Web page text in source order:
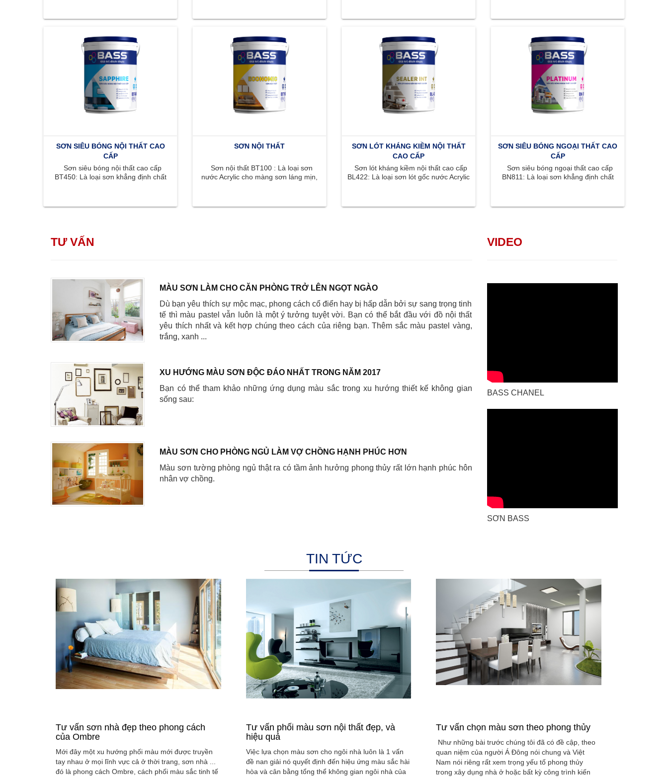
SƠN SIÊU BÓNG NỘI THẤT CAO
CẤP
Sơn siêu bóng nội thất cao cấp
BT450: Là loại sơn khẳng định chất
SƠN NỘI THẤT
Sơn nội thất BT100 : Là loại sơn
nước Acrylic cho màng sơn láng mịn,
SƠN LÓT KHÁNG KIỀM NỘI THẤT
CAO CẤP
Sơn lót kháng kiềm nội thất cao cấp
BL422: Là loại sơn lót gốc nước Acrylic
SƠN SIÊU BÓNG NGOẠI THẤT CAO
CẤP
Sơn siêu bóng ngoại thất cao cấp
BN811: Là loại sơn khẳng định chất
TƯ VẤN
MÀU SƠN LÀM CHO CĂN PHÒNG TRỞ LÊN NGỌT NGÀO
Dù bạn yêu thích sự mộc mạc, phong cách cổ điển hay bị hấp dẫn bởi sự sang trọng tinh
tế thì màu pastel vẫn luôn là một ý tưởng tuyệt vời. Bạn có thể bắt đầu với đồ nội thất
yêu thích nhất và kết hợp chúng theo cách của riêng bạn. Thêm sắc màu pastel vàng,
trắng, xanh ...
XU HƯỚNG MÀU SƠN ĐỘC ĐÁO NHẤT TRONG NĂM 2017
Bạn có thể tham khảo những ứng dụng màu sắc trong xu hướng thiết kế không gian
sống sau:
MÀU SƠN CHO PHÒNG NGỦ LÀM VỢ CHỒNG HẠNH PHÚC HƠN
Màu sơn tường phòng ngủ thật ra có tầm ảnh hưởng phong thủy rất lớn hạnh phúc hôn
nhân vợ chồng.
VIDEO
BASS CHANEL
SƠN BASS
TIN TỨC
Tư vấn sơn nhà đẹp theo phong cách
của Ombre
Mới đây một xu hướng phối màu mới được truyền
tay nhau ở mọi lĩnh vực cả ở thời trang, sơn nhà ...
đó là phong cách Ombre, cách phối màu sắc tinh tế
Tư vấn phối màu sơn nội thất đẹp, và
hiệu quả
Việc lựa chọn màu sơn cho ngôi nhà luôn là 1 vấn
đề nan giải nó quyết định đến hiệu ứng màu sắc hài
hòa và cân bằng tổng thể không gian ngôi nhà của
Tư vấn chọn màu sơn theo phong thủy
Như những bài trước chúng tôi đã có đề cập, theo
quan niệm của người Á Đông nói chung và Việt
Nam nói riêng rất xem trọng yếu tố phong thủy
trong xây dụng nhà ở hoặc bất kỳ công trình kiến